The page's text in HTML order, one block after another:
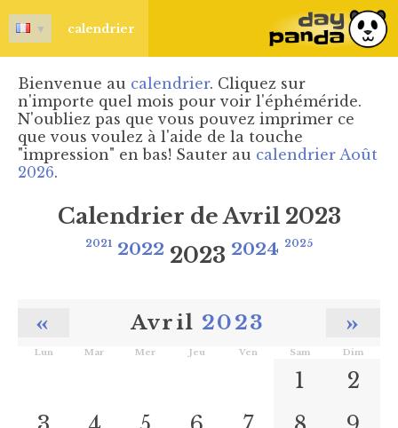
▼ calendrier
Bienvenue au calendrier. Cliquez sur
n'importe quel mois pour voir l'éphéméride.
N'oubliez pas que vous pouvez imprimer ce
que vous voulez à l'aide de la touche
"impression" en bas! Sauter au calendrier Août
2026.
Calendrier de Avril 2023
2021 2022 2023 2024 2025
« Avril 2023 »
Lun Mar Mer Jeu Ven Sam Dim
1
2